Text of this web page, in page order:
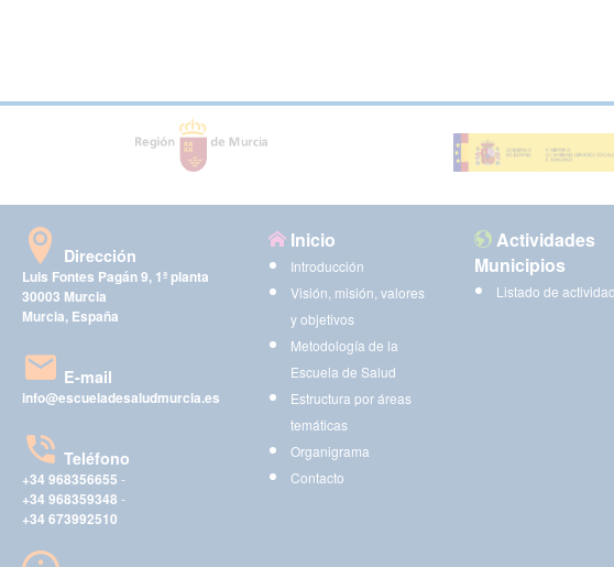
Dirección
Luis Fontes Pagán 9, 1ª planta
30003 Murcia
Murcia, España
E-mail
info@escueladesaludmurcia.es
Teléfono
+34 968356655 -
+34 968359348 -
+34 673992510
Inicio
Introducción
Visión, misión, valores
y objetivos
Metodología de la
Escuela de Salud
Estructura por áreas
temáticas
Organigrama
Contacto
Actividades
Municipios
Listado de